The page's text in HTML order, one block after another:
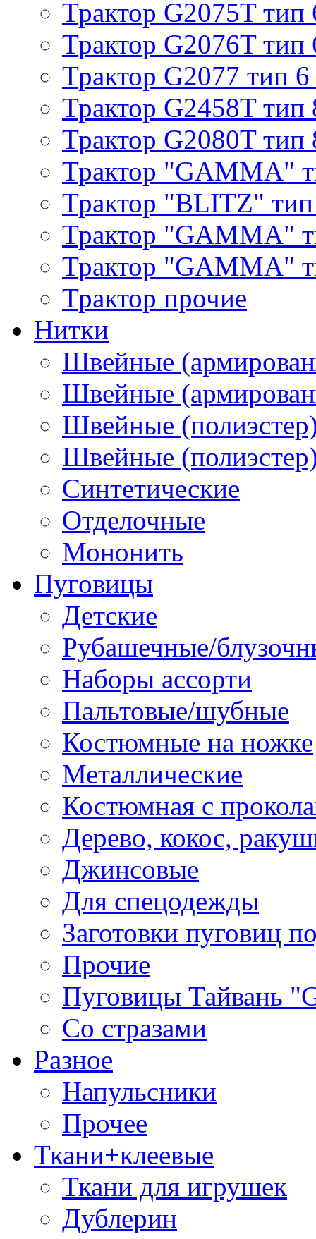
Трактор G2075T тип
Трактор G2076T тип
Трактор G2077 тип 6
Трактор G2458T тип
Трактор G2080T тип
Трактор "GAMMA"
Трактор "BLITZ"
Трактор "GAMMA"
Трактор "GAMMA"
Трактор прочие
Нитки
Швейные
Швейные
Швейные
Швейные
Синтетические
Отделочные
Мононить
Пуговицы
Детские
Рубашечные/
Наборы ассорти
Пальтовые/шубные
Костюмные на ножке
Металлические
Костюмная с
Дерево, кокос,
Джинсовые
Для спецодежды
Заготовки пуговиц
Прочие
Пуговицы Тайвань
Со стразами
Разное
Напульсники
Прочее
Ткани+клеевые
Ткани для игрушек
Дублерин